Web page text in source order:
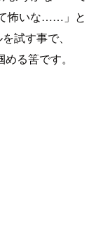
怖いな……」と
試す事で、
る筈です。